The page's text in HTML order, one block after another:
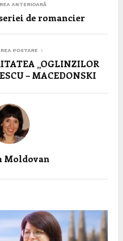
ANTERIOARĂ
de romancier
POSTARE
„OGLINZILOR
– MACEDONSKI
Moldovan